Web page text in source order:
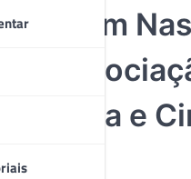
e